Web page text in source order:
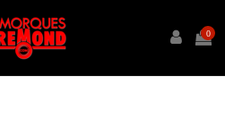
0